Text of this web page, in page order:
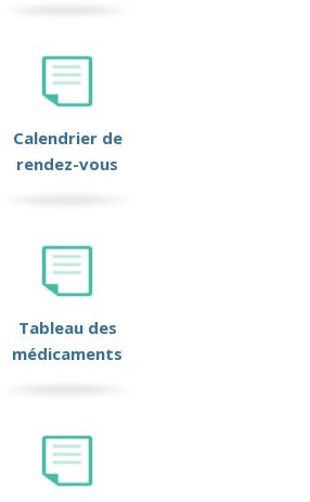
Calendrier de
rendez-vous
Tableau des
médicaments